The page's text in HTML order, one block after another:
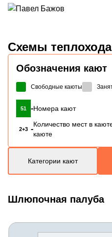
Схемы
Обозначения кают
Свободные каюты
51 -Номера кают
2+3 -
Количество мест в
каюте
Категории кают
Шлюпочная палуба